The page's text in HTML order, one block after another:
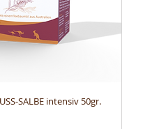
SALBE intensiv 50gr.